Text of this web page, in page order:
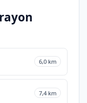
6,0 km
7,4 km